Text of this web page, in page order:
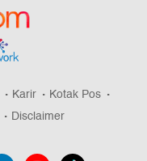
Karir
Kotak Pos
Disclaimer